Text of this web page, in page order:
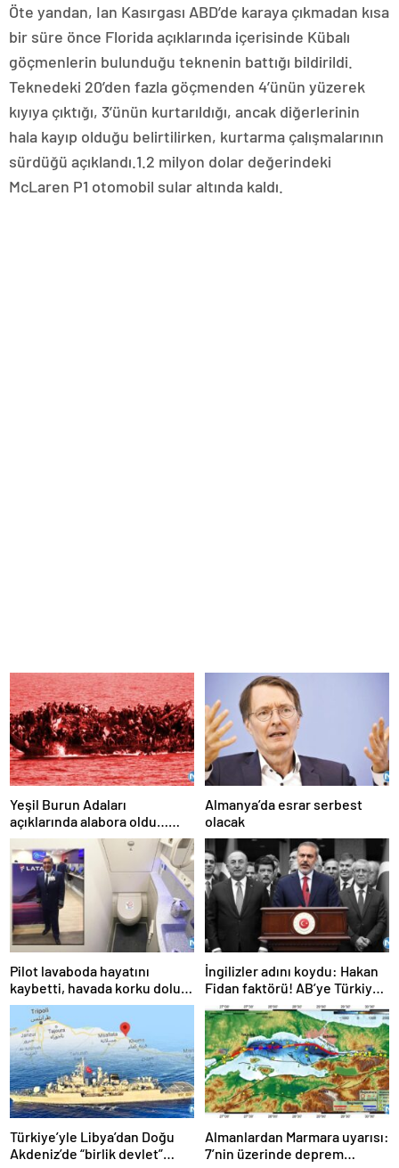
Öte yandan, Ian Kasırgası ABD’de karaya çıkmadan kısa
bir süre önce Florida açıklarında içerisinde Kübalı
göçmenlerin bulunduğu teknenin battığı bildirildi.
Teknedeki 20’den fazla göçmenden 4’ünün yüzerek
kıyıya çıktığı, 3’ünün kurtarıldığı, ancak diğerlerinin
hala kayıp olduğu belirtilirken, kurtarma çalışmalarının
sürdüğü açıklandı.1.2 milyon dolar değerindeki
McLaren P1 otomobil sular altında kaldı.
Yeşil Burun Adaları
açıklarında alabora oldu…
Göçmen teknesi faciası: 63
ölü
Almanya’da esrar serbest
olacak
Pilot lavaboda hayatını
kaybetti, havada korku dolu
anlar!
İngilizler adını koydu: Hakan
Fidan faktörü! AB’ye Türkiye
çağrısı: Hala geç değil
Türkiye’yle Libya’dan Doğu
Akdeniz’de “birlik devlet”
Almanlardan Marmara uyarısı:
7’nin üzerinde deprem